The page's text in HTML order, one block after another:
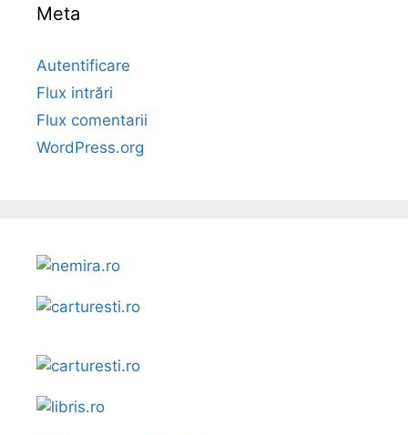
Meta
Autentificare
Flux intrări
Flux comentarii
WordPress.org